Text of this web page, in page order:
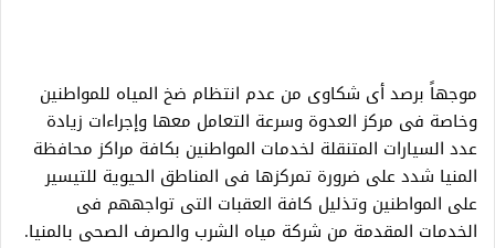
موجهاً برصد أى شكاوى من عدم انتظام ضخ المياه للمواطنين
وخاصة فى مركز العدوة وسرعة التعامل معها وإجراءات زيادة
عدد السيارات المتنقلة لخدمات المواطنين بكافة مراكز محافظة
المنيا شدد على ضرورة تمركزها فى المناطق الحيوية للتيسير
على المواطنين وتذليل كافة العقبات التى تواجههم فى
الخدمات المقدمة من شركة مياه الشرب والصرف الصحى بالمنيا.